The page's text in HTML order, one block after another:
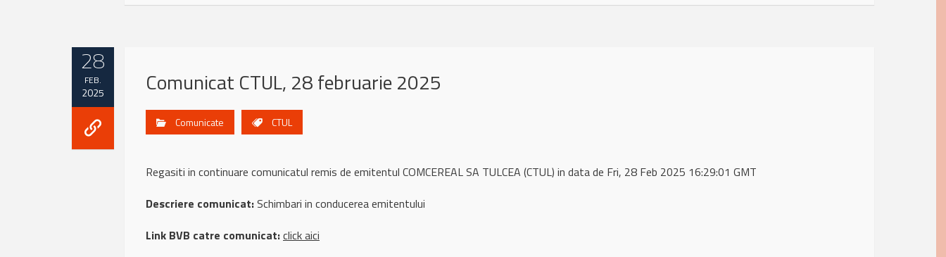
28
FEB.
2025 Comunicat CTUL, 28 februarie 2025
Comunicate CTUL
Regasiti in continuare comunicatul remis de emitentul COMCEREAL SA TULCEA (CTUL) in data de Fri, 28 Feb 2025 16:29:01 GMT
Descriere comunicat:Schimbari in conducerea emitentului
Link BVB catre comunicat:click aici